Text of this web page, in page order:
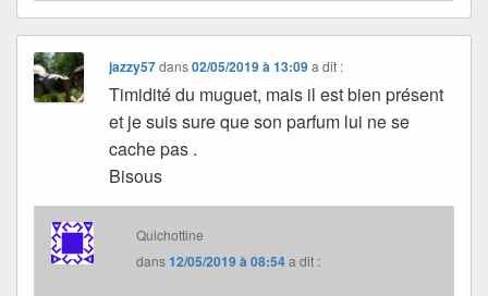
jazzy57dans02/05/2019 à 13:09 a dit :
Timidité du muguet, mais il est bien présent
et je suis sure que son parfum lui ne se
cache pas .
Bisous
Quichottine
dans12/05/2019 à 08:54a dit :